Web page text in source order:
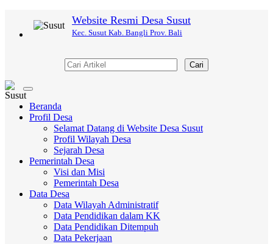
Website Resmi Desa Susut
Kec. Susut Kab. Bangli Prov. Bali
Cari
Toggle
navigation
Beranda
Profil Desa
Selamat Datang di Website Desa Susut
Profil Wilayah Desa
Sejarah Desa
Pemerintah Desa
Visi dan Misi
Pemerintah Desa
Data Desa
Data Wilayah Administratif
Data Pendidikan dalam KK
Data Pendidikan Ditempuh
Data Pekerjaan